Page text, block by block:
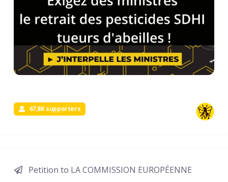
67,8K supporters
Petition to LA COMMISSION EUROPÉENNE